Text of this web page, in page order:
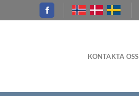
KONTAKTA OSS